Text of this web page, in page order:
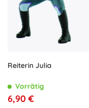
Reiterin Julia
Vorrätig
6,90 €